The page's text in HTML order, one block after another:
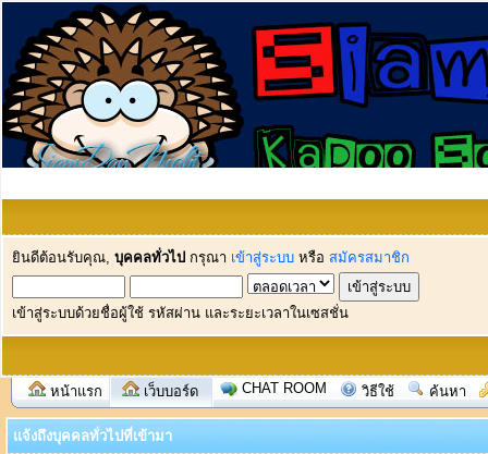
ยินดีต้อนรับคุณ, บุคคลทั่วไป กรุณา เข้าสู่ระบบ หรือ สมัครสมาชิก
เข้าสู่ระบบด้วยชื่อผู้ใช้ รหัสผ่าน และระยะเวลาในเซสชั่น
หน้าแรก เว็บบอร์ด CHAT ROOM วิธีใช้ ค้นหา
แจ้งถึงบุคคลทั่วไปที่เข้ามา